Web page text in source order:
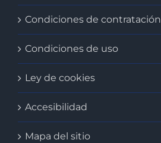
Condiciones de contratación
Condiciones de uso
Ley de cookies
Accesibilidad
Mapa del sitio